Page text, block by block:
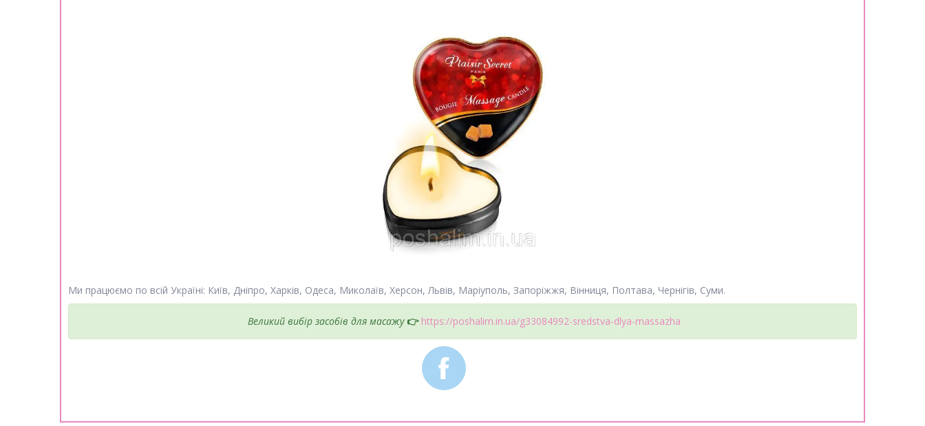
Ми працюємо по всій Україні: Київ, Дніпро, Харків, Одеса, Миколаїв, Херсон, Львів, Маріуполь, Запоріжжя, Вінниця, Полтава, Чернігів, Суми.
Великий вибір засобів для масажу 👉 https://poshalim.in.ua/g33084992-sredstva-dlya-massazha